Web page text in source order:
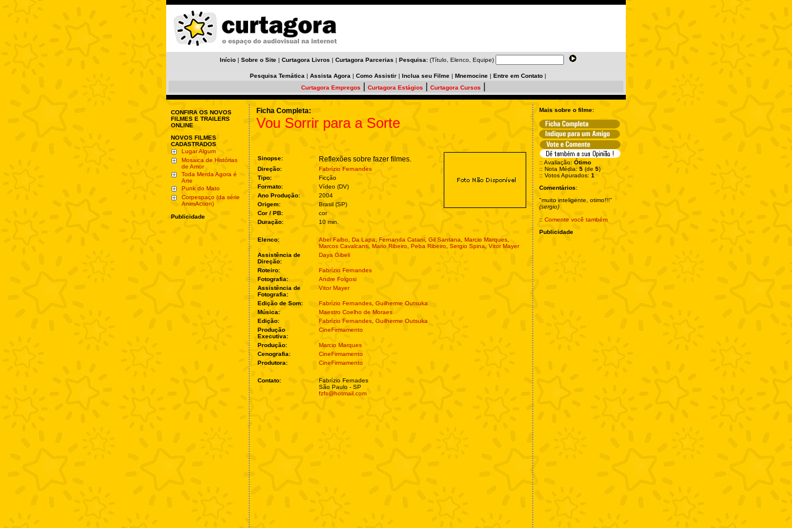
Início | Sobre o Site | Curtagora Livros | Curtagora Parcerias | Pesquisa: (Título, Elenco, Equipe)
Pesquisa Temática | Assista Agora | Como Assistir | Inclua seu Filme | Mnemocine | Entre em Contato |
Curtagora Empregos
Curtagora Estágios Curtagora Cursos
CONFIRA OS NOVOS
FILMES E TRAILERS
ONLINE
NOVOS FILMES
CADASTRADOS
Lugar Algum
Mosaica de Histórias
de Amor
Toda Merda Agora é
Arte
Punk do Mato
Corpespaço (da série
AnimAction)
Publicidade
Ficha Completa:
Vou Sorrir para a Sorte
Sinopse: Reflexões sobre fazer filmes.
Direção:
Fabrízio Fernandes
Tipo:
Ficção
Formato:
Vídeo (DV)
Ano Produção:
2004
Origem:
Brasil (SP)
Cor / PB:
cor
Duração:
10 min.
Elenco: Abel Falbo Da Lapa Fernanda Catani Gil Santana Marcio Marques
Marcos Cavalcanti Mario Ribeiro Peba Ribeiro Sergio Spina
Vitor Mayer
Assistência de
Direção:
Daya Gibeli
Roteiro:
Fabrízio Fernandes
Fotografia:
Andre Folgosi
Assistência de
Fotografia:
Vitor Mayer
Edição de Som: Fabrízio Fernandes Guilherme Outsuka
Música:
Maestro Coelho de Moraes
Edição:
Fabrízio Fernandes Guilherme Outsuka
Produção
Executiva:
CineFirmamento
Produção:
Marcio Marques
Cenografia:
CineFirmamento
Produtora:
CineFirmamento
Contato:
Fabrízio Fernades
São Paulo - SP
fzfs@hotmail.com
Mais sobre o filme:
:: Avaliação: Ótimo
:: Nota Média: 5 (de 5)
:: Votos Apurados: 1
Comentários:
"muito inteligente, otimo!!!"
(sergio)
:: Comente você também
Publicidade